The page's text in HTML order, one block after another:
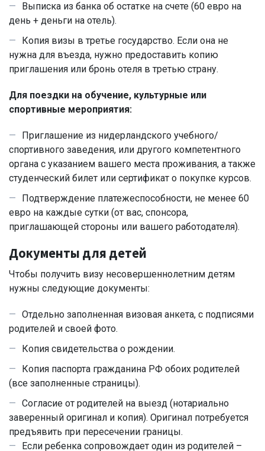
Выписка из банка об остатке на счете (60 евро на
день + деньги на отель).
Копия визы в третье государство. Если она не
нужна для въезда, нужно предоставить копию
приглашения или бронь отеля в третью страну.
Для поездки на обучение, культурные или
спортивные мероприятия:
Приглашение из нидерландского учебного/
спортивного заведения, или другого компетентного
органа с указанием вашего места проживания, а также
студенческий билет или сертификат о покупке курсов.
Подтверждение платежеспособности, не менее 60
евро на каждые сутки (от вас, спонсора,
приглашающей стороны или вашего работодателя).
Документы для детей
Чтобы получить визу несовершеннолетним детям
нужны следующие документы:
Отдельно заполненная визовая анкета, с подписями
родителей и своей фото.
Копия свидетельства о рождении.
Копия паспорта гражданина РФ обоих родителей
(все заполненные страницы).
Согласие от родителей на выезд (нотариально
заверенный оригинал и копия). Оригинал потребуется
предъявить при пересечении границы.
Если ребенка сопровождает один из родителей –